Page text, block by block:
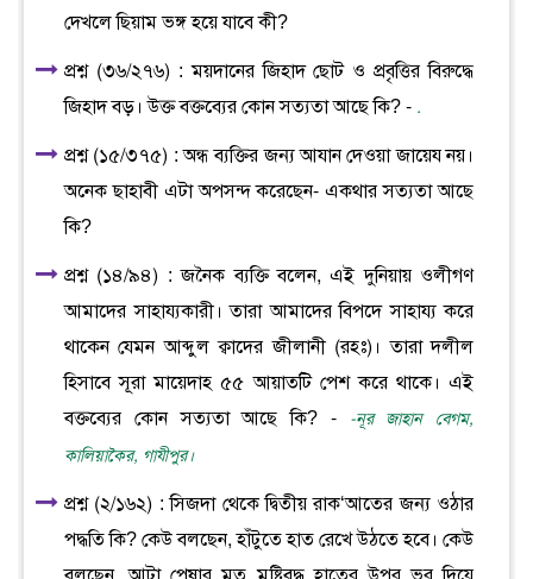
দেখলে ছিয়াম ভঙ্গ হয়ে যাবে কী?
প্রশ্ন (৩৬/২৭৬) : ময়দানের জিহাদ ছোট ও প্রবৃত্তির বিরুদ্ধে
জিহাদ বড়। উক্ত বক্তব্যের কোন সত্যতা আছে কি? - .
প্রশ্ন (১৫/৩৭৫) : অন্ধ ব্যক্তির জন্য আযান দেওয়া জায়েয নয়।
অনেক ছাহাবী এটা অপসন্দ করেছেন- একথার সত্যতা আছে
কি?
প্রশ্ন (১৪/৯৪) : জনৈক ব্যক্তি বলেন, এই দুনিয়ায় ওলীগণ
আমাদের সাহায্যকারী। তারা আমাদের বিপদে সাহায্য করে
থাকেন যেমন আব্দুল ক্বাদের জীলানী (রহঃ)। তারা দলীল
হিসাবে সূরা মায়েদাহ ৫৫ আয়াতটি পেশ করে থাকে। এই
বক্তব্যের কোন সত্যতা আছে কি? -
-নূর জাহান বেগম,
কালিয়াকৈর, গাযীপুর।
প্রশ্ন (২/১৬২) : সিজদা থেকে দ্বিতীয় রাক‘আতের জন্য ওঠার
পদ্ধতি কি? কেউ বলছেন, হাঁটুতে হাত রেখে উঠতে হবে। কেউ